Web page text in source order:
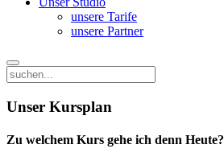
unsere Tarife
unsere Partner
Unser Kursplan
Zu welchem Kurs gehe ich denn Heute?